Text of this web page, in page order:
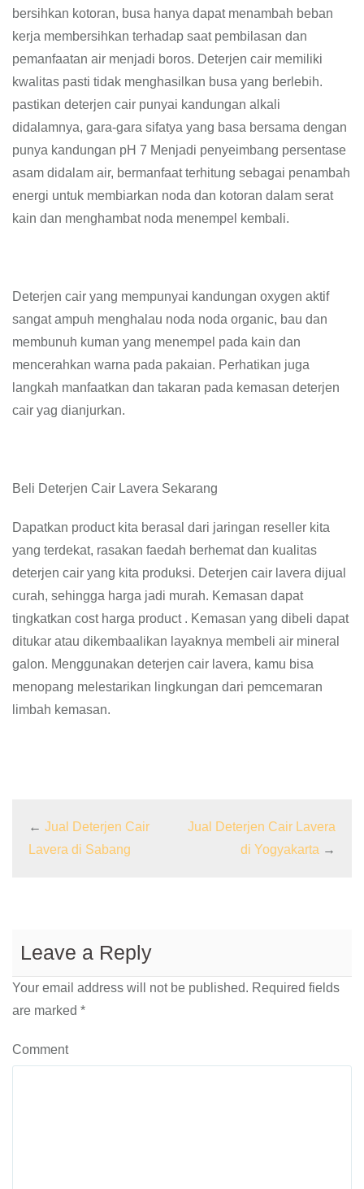
bersihkan kotoran, busa hanya dapat menambah beban
kerja membersihkan terhadap saat pembilasan dan
pemanfaatan air menjadi boros. Deterjen cair memiliki
kwalitas pasti tidak menghasilkan busa yang berlebih.
pastikan deterjen cair punyai kandungan alkali
didalamnya, gara-gara sifatya yang basa bersama dengan
punya kandungan pH 7 Menjadi penyeimbang persentase
asam didalam air, bermanfaat terhitung sebagai penambah
energi untuk membiarkan noda dan kotoran dalam serat
kain dan menghambat noda menempel kembali.
Deterjen cair yang mempunyai kandungan oxygen aktif
sangat ampuh menghalau noda noda organic, bau dan
membunuh kuman yang menempel pada kain dan
mencerahkan warna pada pakaian. Perhatikan juga
langkah manfaatkan dan takaran pada kemasan deterjen
cair yag dianjurkan.
Beli Deterjen Cair Lavera Sekarang
Dapatkan product kita berasal dari jaringan reseller kita
yang terdekat, rasakan faedah berhemat dan kualitas
deterjen cair yang kita produksi. Deterjen cair lavera dijual
curah, sehingga harga jadi murah. Kemasan dapat
tingkatkan cost harga product . Kemasan yang dibeli dapat
ditukar atau dikembaalikan layaknya membeli air mineral
galon. Menggunakan deterjen cair lavera, kamu bisa
menopang melestarikan lingkungan dari pemcemaran
limbah kemasan.
← Jual Deterjen Cair
Lavera di Sabang
Jual Deterjen Cair Lavera
di Yogyakarta →
Leave a Reply
Your email address will not be published. Required fields
are marked *
Comment